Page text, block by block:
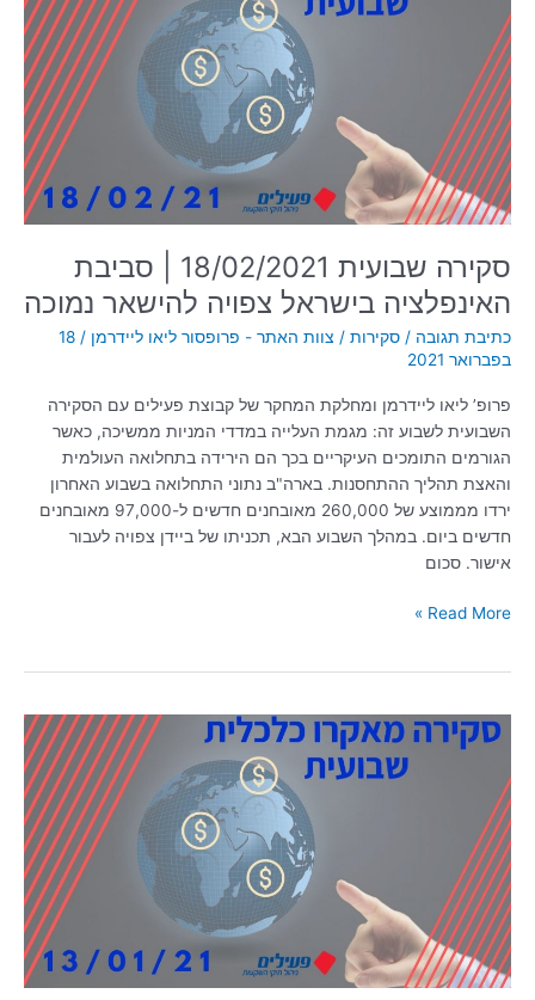
סקירה שבועית 18/02/2021 | סביבת
האינפלציה בישראל צפויה להישאר נמוכה
כתיבת תגובה / סקירות / צוות האתר - פרופסור ליאו ליידרמן /
18
בפברואר 2021
פרופ’ ליאו ליידרמן ומחלקת המחקר של קבוצת פעילים עם הסקירה
השבועית לשבוע זה: מגמת העלייה במדדי המניות ממשיכה, כאשר
הגורמים התומכים העיקריים בכך הם הירידה בתחלואה העולמית
והאצת תהליך ההתחסנות. בארה"ב נתוני התחלואה בשבוע האחרון
ירדו מממוצע של 260,000 מאובחנים חדשים ל-97,000 מאובחנים
חדשים ביום. במהלך השבוע הבא, תכניתו של ביידן צפויה לעבור
אישור. סכום
18/02/2021
|
סביבת
האינפלציה
בישראל
צפויה
להישאר
נמוכה
Read More »
סקירה
שבועית
13/01/2021
|
עלייה
במחירי
הנפט
בעקבות
צמצום
תפוקות
בערב